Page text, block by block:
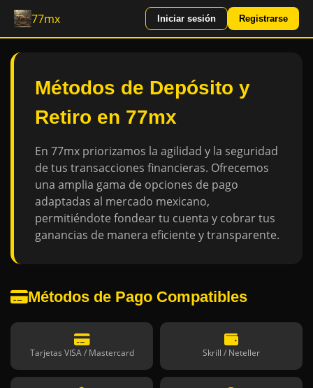
77mx Iniciar sesión Registrarse
Métodos de Depósito y
Retiro en 77mx
En 77mx priorizamos la agilidad y la seguridad
de tus transacciones financieras. Ofrecemos
una amplia gama de opciones de pago
adaptadas al mercado mexicano,
permitiéndote fondear tu cuenta y cobrar tus
ganancias de manera eficiente y transparente.
Métodos de Pago Compatibles
Tarjetas VISA / Mastercard Skrill / Neteller